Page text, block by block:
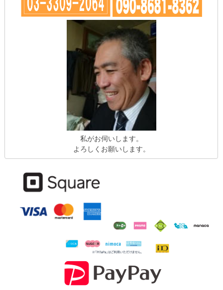
私がお伺いします。
よろしくお願いします。